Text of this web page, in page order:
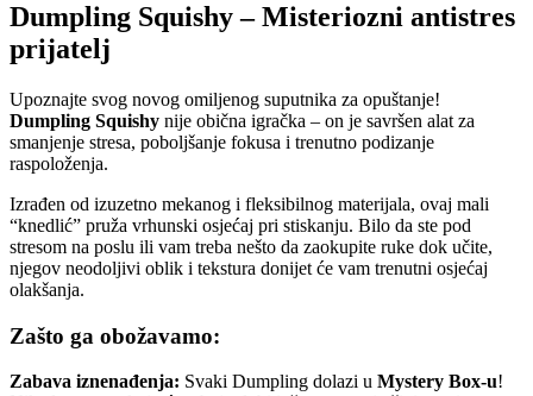
Dumpling Squishy – Misteriozni antistres
prijatelj
Upoznajte svog novog omiljenog suputnika za opuštanje!
Dumpling Squishy nije obična igračka – on je savršen alat za
smanjenje stresa, poboljšanje fokusa i trenutno podizanje
raspoloženja.
Izrađen od izuzetno mekanog i fleksibilnog materijala, ovaj mali
“knedlić” pruža vrhunski osjećaj pri stiskanju. Bilo da ste pod
stresom na poslu ili vam treba nešto da zaokupite ruke dok učite,
njegov neodoljivi oblik i tekstura donijet će vam trenutni osjećaj
olakšanja.
Zašto ga obožavamo:
Zabava iznenađenja: Svaki Dumpling dolazi u Mystery Box-u!